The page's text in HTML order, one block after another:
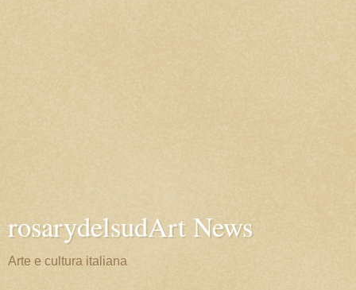
rosarydelsudArt News
Arte e cultura italiana